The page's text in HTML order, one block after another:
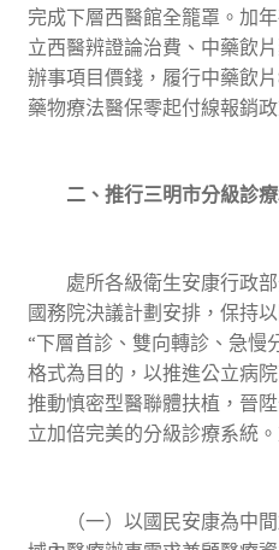
完成下層西醫館全籠罩。加
立西醫辨證論治費、中藥飲
辦事項目價錢，履行中藥飲
藥物療法醫保零起付線報銷政
二、推行三明市分級診療
處所各級衛生安康行政部
國務院決議計劃安排，保持
“下層首診、雙向轉診、急慢
格式為目的，以推進公立病
推動慎密型醫聯體扶植，晉
立加倍完美的分級診療系統
（一）以國民安康為中間